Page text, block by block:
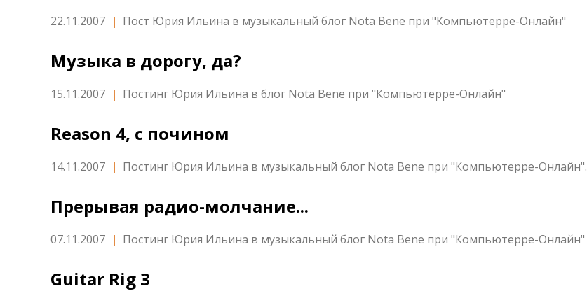
22.11.2007 | Пост Юрия Ильина в музыкальный блог Nota Bene при "Компьютерре-Онлайн"
Музыка в дорогу, да?
15.11.2007 | Постинг Юрия Ильина в блог Nota Bene при "Компьютерре-Онлайн"
Reason 4, с почином
14.11.2007 | Постинг Юрия Ильина в музыкальный блог Nota Bene при "Компьютерре-Онлайн".
Прерывая радио-молчание...
07.11.2007 | Постинг Юрия Ильина в музыкальный блог Nota Bene при "Компьютерре-Онлайн"
Guitar Rig 3